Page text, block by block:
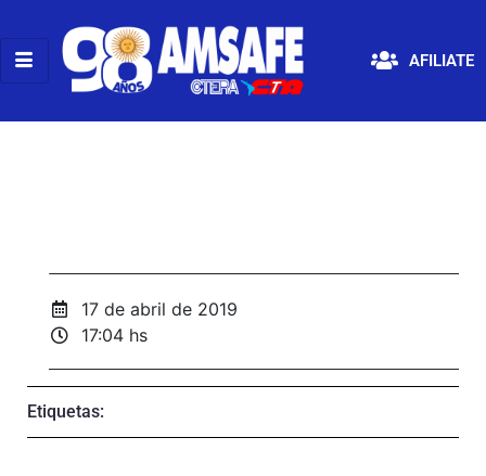
AFILIATE
17 de abril de 2019
17:04 hs
Etiquetas: